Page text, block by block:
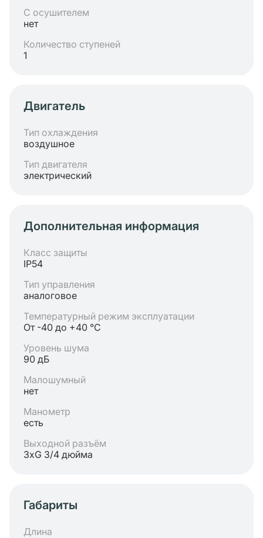
С осушителем
нет
Количество ступеней
1
Двигатель
Тип охлаждения
воздушное
Тип двигателя
электрический
Дополнительная информация
Класс защиты
IP54
Тип управления
аналоговое
Температурный режим эксплуатации
От -40 до +40 °C
Уровень шума
90 дБ
Малошумный
нет
Манометр
есть
Выходной разъём
3хG 3/4 дюйма
Габариты
Длина